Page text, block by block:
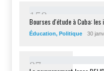
1 58
Bourses d'étude à Cuba:
Éducation, Politique 30
87